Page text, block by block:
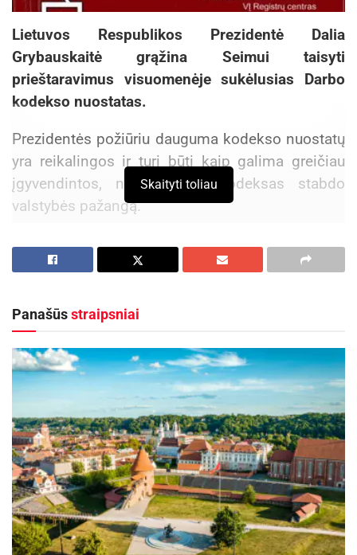
Lietuvos Respublikos Prezidentė Dalia
Grybauskaitė grąžina Seimui taisyti
prieštaravimus visuomenėje sukėlusias Darbo
kodekso nuostatas.
Prezidentės požiūriu dauguma kodekso nuostatų
yra reikalingos ir turi būti kaip galima greičiau
įgyvendintos, nes senasis kodeksas stabdo
valstybės pažangą.
Tačiau naujajame didelės svarbos ir apimties
dokumente liko paminti pažeidžiamiausių
Iš viso darbuotojo naudai Prezidentė siūlo
pataisyti 22 nuostatas iš 260 Darbo kodekso
straipsnių, kad balansas tarp darbdavio interesų
ir darbuotojų apsaugos būtų atkurtas, išsaugant
esmines darbo santykių reformai būtinas
nuostatas.
Prezidentė į Darbo kodeksą pirmiausia grąžina
konstitucinę nuostatą, kad darbuotojas socialiniu
požiūriu yra silpnesnė, mažiau derybinių galių
turinti darbo santykių šalis. Kilus ginčui kodekso
Skaityti toliau
Panašūsstraipsniai